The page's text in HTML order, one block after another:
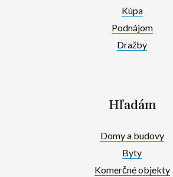
Kúpa
Podnájom
Dražby
Hľadám
Domy a budovy
Byty
Komerčné objekty